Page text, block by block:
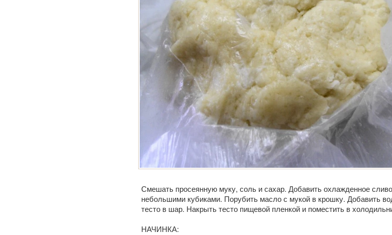
Смешать просеянную муку, соль и сахар. Добавить охлажденное
небольшими кубиками. Порубить масло с мукой в крошку. Добавить
тесто в шар. Накрыть тесто пищевой пленкой и поместить в
НАЧИНКА: